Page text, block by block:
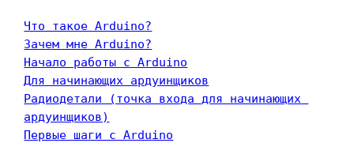
Что такое Arduino?
Зачем мне Arduino?
Начало работы с Arduino
Для начинающих ардуинщиков
Радиодетали (точка входа для начинающих
ардуинщиков)
Первые шаги с Arduino